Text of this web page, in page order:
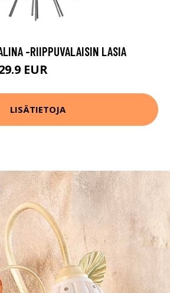
-RIIPPUVALAISIN LASIA
EUR
LISÄTIETOJA